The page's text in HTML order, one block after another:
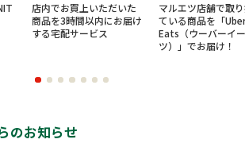
店内でお買上いただいた
商品を3時間以内にお届け
する宅配サービス
マルエツ店舗で取
ている商品を「
Eats（ウーバーイ
ツ）」でお届け！
のお知らせ